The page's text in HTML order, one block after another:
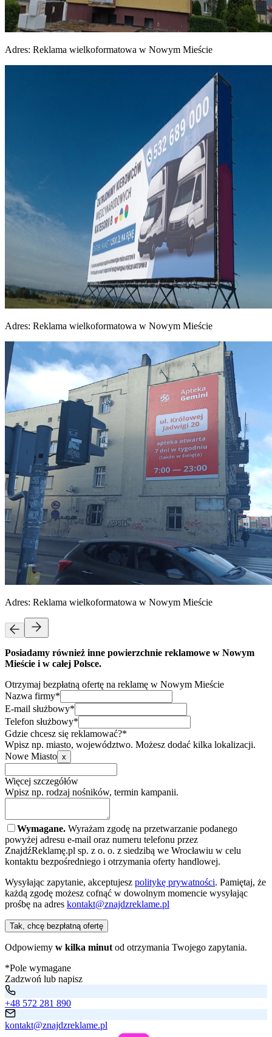
Adres: Reklama wielkoformatowa w Nowym Mieście
Adres: Reklama wielkoformatowa w Nowym Mieście
Adres: Reklama wielkoformatowa w Nowym Mieście
Posiadamy również inne powierzchnie reklamowe w Nowym
Mieście i w całej Polsce.
Otrzymaj bezpłatną ofertę na reklamę w Nowym Mieście
Nazwa firmy*
E-mail służbowy*
Telefon służbowy*
Gdzie chcesz się reklamować?*
Wpisz np. miasto, województwo. Możesz dodać kilka lokalizacji.
Nowe Miasto x
Więcej szczegółów
Wpisz np. rodzaj nośników, termin kampanii.
Wymagane. Wyrażam zgodę na przetwarzanie podanego
powyżej adresu e-mail oraz numeru telefonu przez
ZnajdźReklamę.pl sp. z o. o. z siedzibą we Wrocławiu w celu
kontaktu bezpośredniego i otrzymania oferty handlowej.
Wysyłając zapytanie, akceptujesz politykę prywatności. Pamiętaj, że
każdą zgodę możesz cofnąć w dowolnym momencie wysyłając
prośbę na adres kontakt@znajdzreklame.pl
Tak, chcę bezpłatną ofertę
Odpowiemy w kilka minut od otrzymania Twojego zapytania.
*Pole wymagane
Zadzwoń lub napisz
+48 572 281 890
kontakt@znajdzreklame.pl